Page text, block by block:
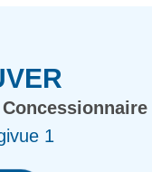
1